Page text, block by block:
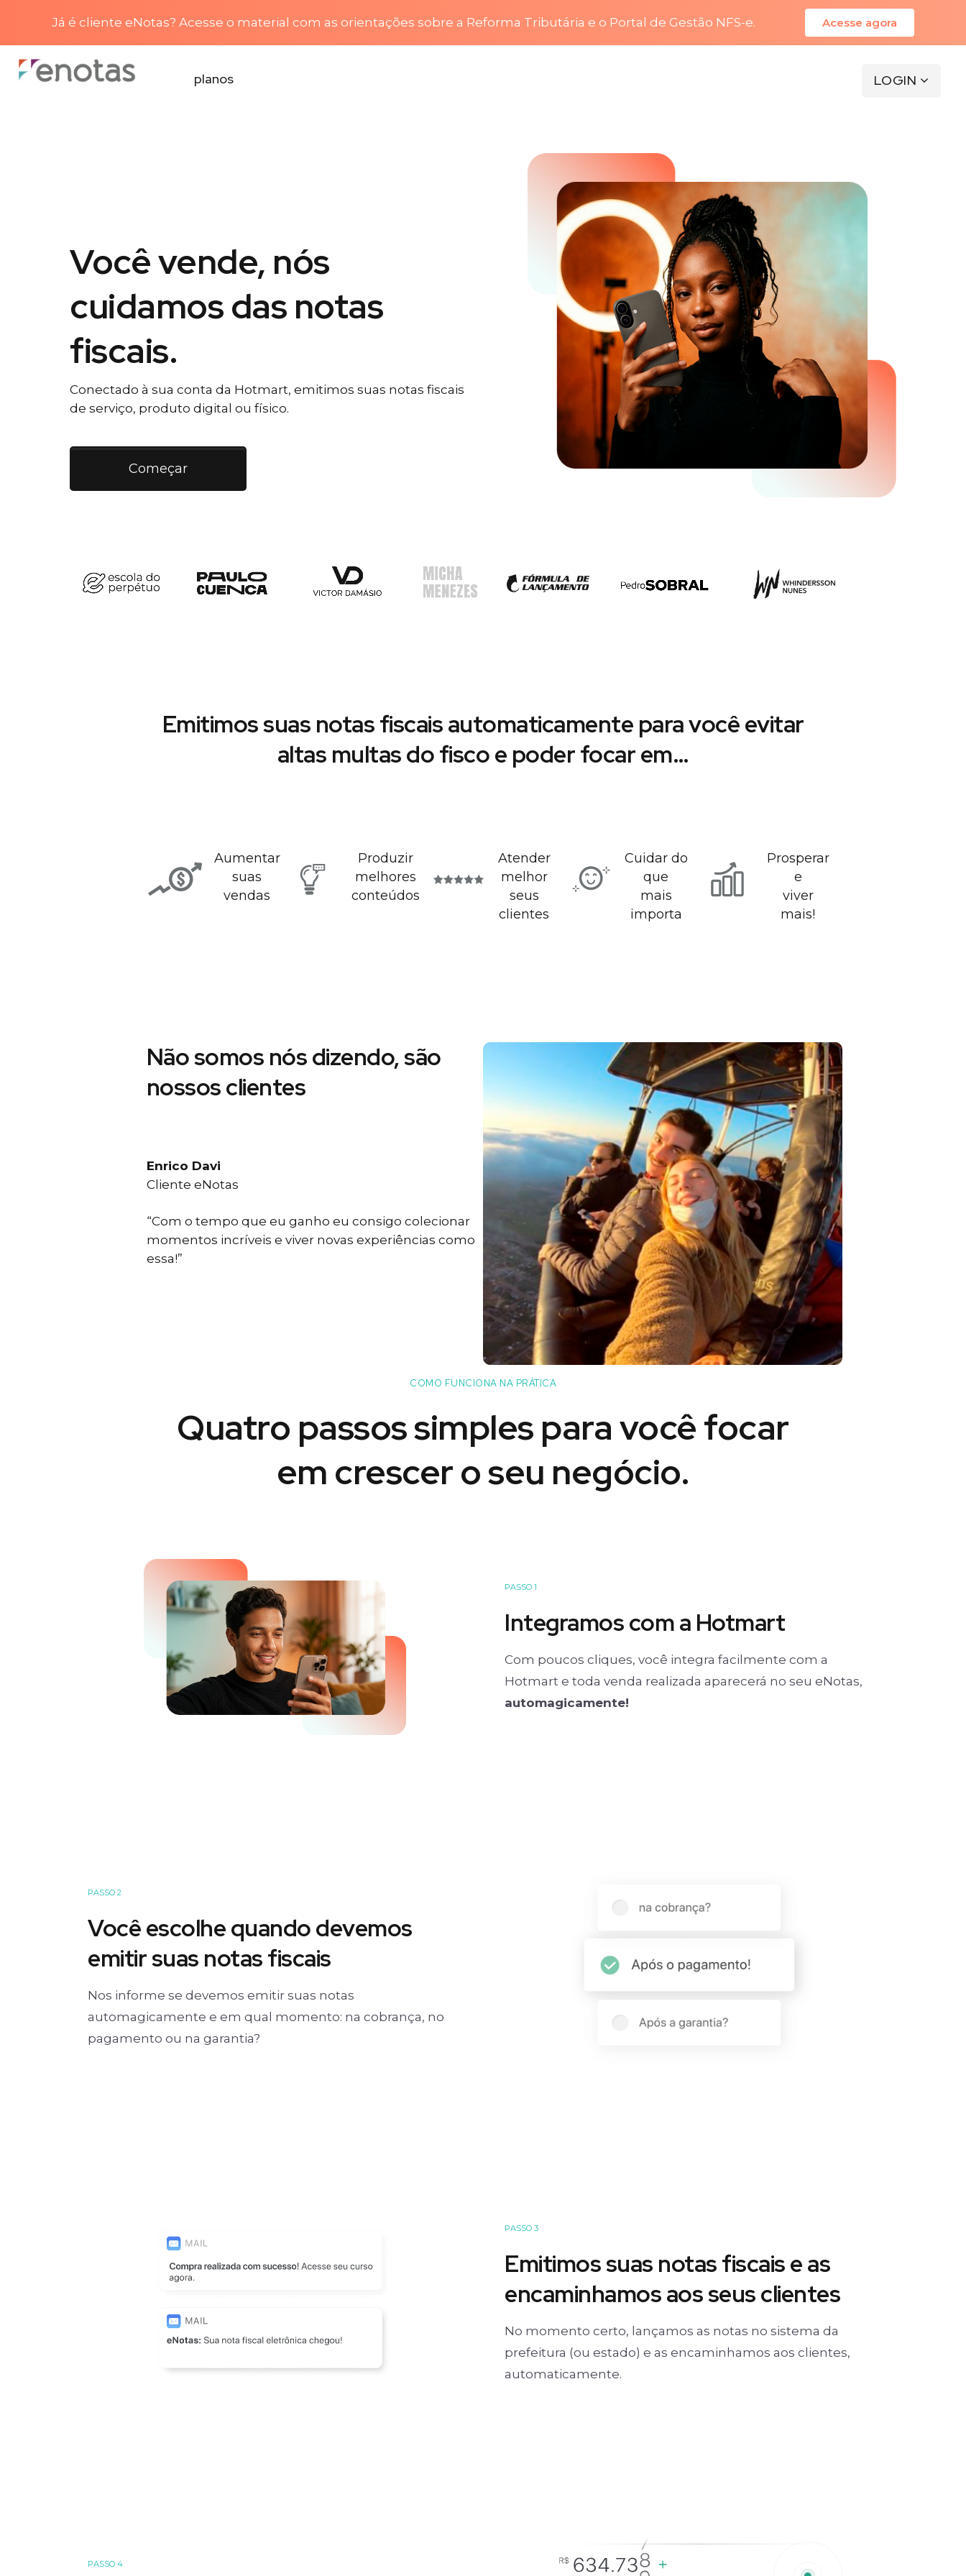
Já é cliente eNotas? Acesse o material com as orientações sobre a Reforma Tributária e o Portal de Gestão NFS-e. Acesse agora
planos LOGIN
Você vende, nós
cuidamos das notas
fiscais.
Conectado à sua conta da Hotmart, emitimos suas notas fiscais
de serviço, produto digital ou físico.
Começar
Emitimos suas notas fiscais automaticamente para você evitar
altas multas do fisco e poder focar em…
Aumentar
suas
vendas
Produzir
melhores
conteúdos
Atender
melhor
seus
clientes
Cuidar do
que
mais
importa
Prosperar
e
viver
mais!
Não somos nós dizendo, são
nossos clientes
Enrico Davi
Cliente eNotas
“Com o tempo que eu ganho eu consigo colecionar
momentos incríveis e viver novas experiências como
essa!”
COMO FUNCIONA NA PRÁTICA
Quatro passos simples para vocêfocar
em crescer o seu negócio.
PASSO 1
Integramos com a Hotmart
Com poucos cliques, você integra facilmente com a
Hotmart e toda venda realizada aparecerá no seu eNotas,
automagicamente!
PASSO 2
Você escolhe quando devemos
emitir suas notas fiscais
Nos informe se devemos emitir suas notas
automagicamente e em qual momento: na cobrança, no
pagamento ou na garantia?
PASSO 3
Emitimos suas notas fiscais e as
encaminhamos aos seus clientes
No momento certo, lançamos as notas no sistema da
prefeitura (ou estado) e as encaminhamos aos clientes,
automaticamente.
PASSO 4